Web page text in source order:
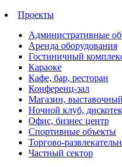
Проекты
Административные
Аренда оборудования
Гостиничный
Караоке
Кафе, бар, ресторан
Конференц-зал
Магазин,
Ночной клуб,
Офис, бизнес центр
Спортивные объекты
Торгово-
Частный сектор